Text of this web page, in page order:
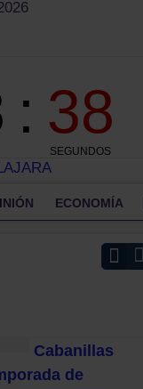
ECONOMÍA
Cabanillas
de